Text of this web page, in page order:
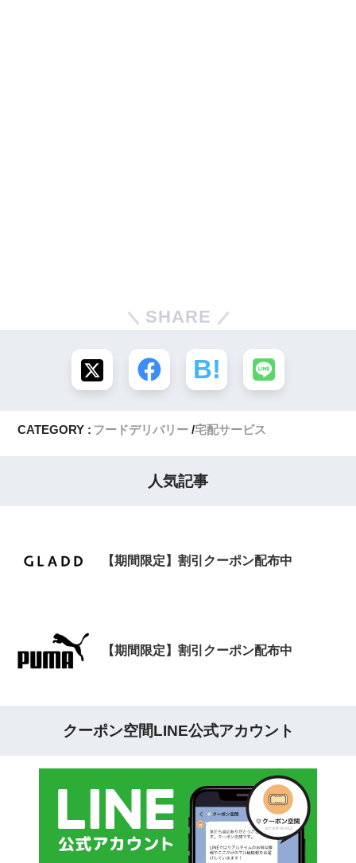
SHARE
CATEGORY : フードデリバリー 宅配サービス
人気記事
【期間限定】割引クーポン配布中
【期間限定】割引クーポン配布中
クーポン空間LINE公式アカウント